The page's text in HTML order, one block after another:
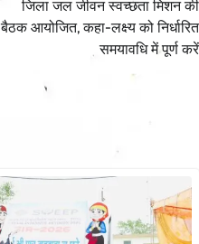
जिला जल जीवन स्वच्छता मिशन की
बैठक आयोजित, कहा-लक्ष्य को निर्धारित
समयावधि में पूर्ण करें